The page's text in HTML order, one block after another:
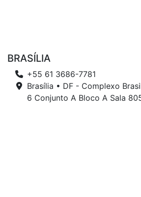
BRASÍLIA
+55 61 3686-7781
Brasília • DF - Complexo
6 Conjunto A Bloco A Sala